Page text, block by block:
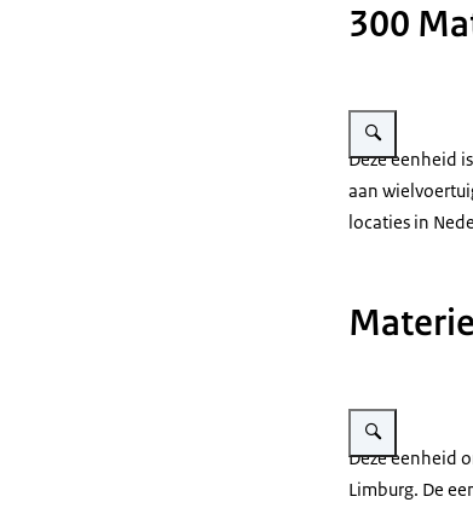
300
Vergroot
Deze eenheid
aan
locaties in
Vergroot
Deze eenheid
Limburg. De